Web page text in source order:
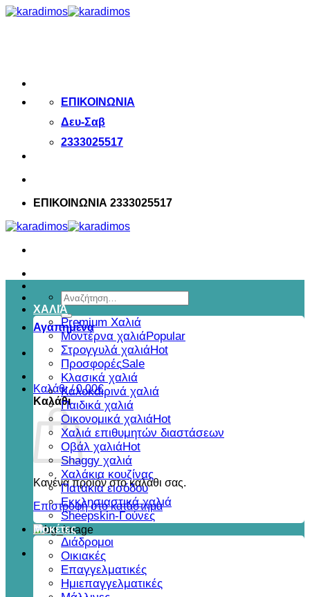
Μετάβαση
ΕΠΙΚΟΙΝΩΝΙΑ
Δευ-Σαβ
2333025517
ΕΠΙΚΟΙΝΩΝΙΑ 2333025517
Αναζήτηση
για:
Αγαπημένα
Καλάθι /0,00€
Καλάθι
Κανένα προϊόν στο καλάθι σας.
Επιστροφή στο κατάστημα
ΧΑΛΙΆ
Premium Χαλιά
Μοντέρνα χαλιά
Στρογγυλά χαλιά
Προσφορές
Κλασικά χαλιά
Καλοκαιρινά χαλιά
Παιδικά χαλιά
Οικονομικά χαλιά
Χαλιά επιθυμητών διαστάσεων
Οβάλ χαλιά
Shaggy χαλιά
Χαλάκια κουζίνας
Πατάκια εισόδου
Εκκλησιαστικά χαλιά
Sheepskin-Γούνες
Μοκέτες
Διάδρομοι
Οικιακές
Επαγγελματικές
Ημιεπαγγελματικές